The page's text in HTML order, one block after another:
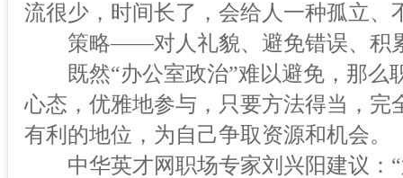
流很少，时间长了，会给人一种孤立
策略——对人礼貌、避免错误、积
既然“办公室政治”难以避免，那么
心态，优雅地参与，只要方法得当，
有利的地位，为自己争取资源和机会。
中华英才网职场专家刘兴阳建议：“